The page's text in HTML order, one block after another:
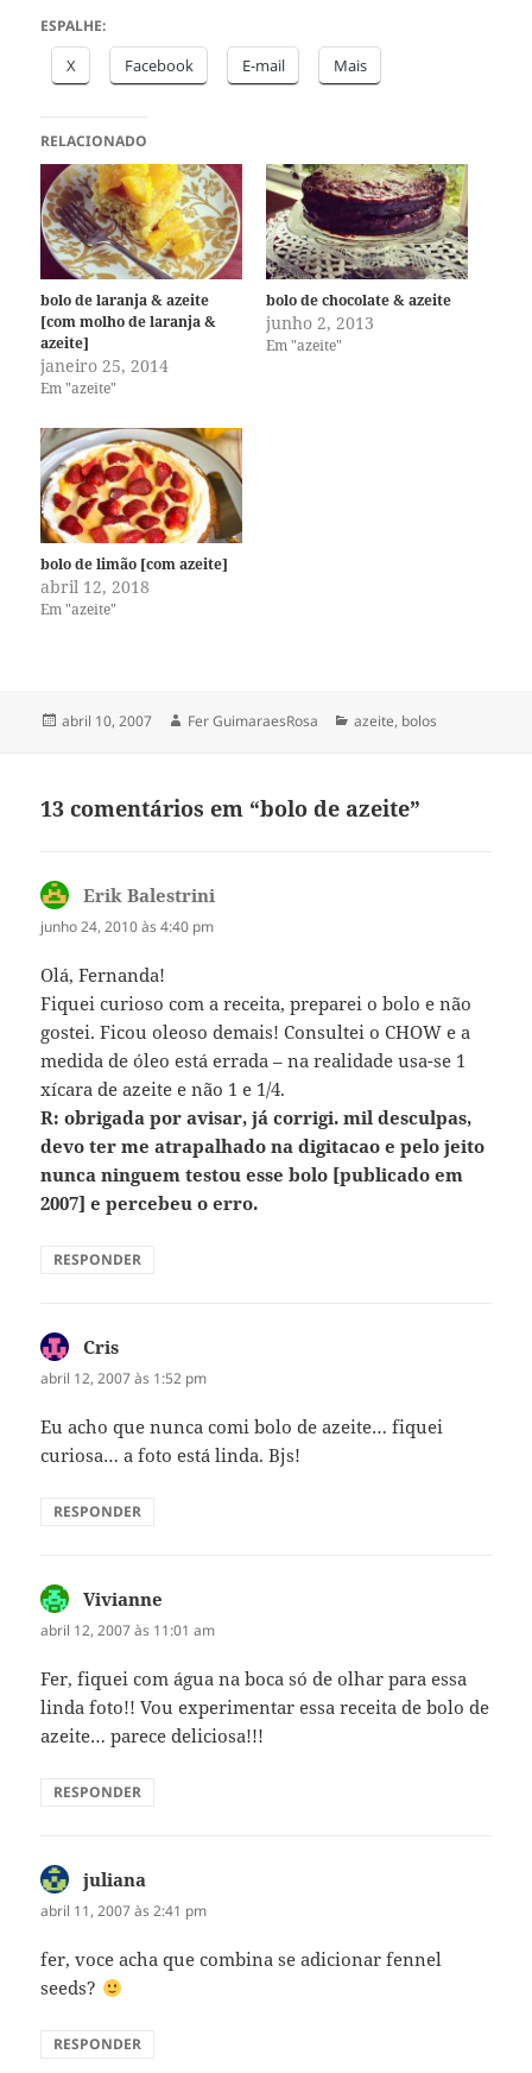
ESPALHE:
X Facebook E-mail Mais
RELACIONADO
bolo de laranja & azeite
[com molho de laranja &
azeite]
janeiro 25, 2014
Em "azeite"
bolo de chocolate & azeite
junho 2, 2013
Em "azeite"
bolo de limão [com azeite]
abril 12, 2018
Em "azeite"
Publicado
abril 10, 2007 Autor
Fer GuimaraesRosa Categorias
azeite, bolos
13 comentários em “bolo de azeite”
Erik Balestrini
junho 24, 2010 às 4:40 pm
Olá, Fernanda!
Fiquei curioso com a receita, preparei o bolo e não
gostei. Ficou oleoso demais! Consultei o CHOW e a
medida de óleo está errada – na realidade usa-se 1
xícara de azeite e não 1 e 1/4.
R: obrigada por avisar, já corrigi. mil desculpas,
devo ter me atrapalhado na digitacao e pelo jeito
nunca ninguem testou esse bolo [publicado em
2007] e percebeu o erro.
RESPONDER
Cris
abril 12, 2007 às 1:52 pm
Eu acho que nunca comi bolo de azeite… fiquei
curiosa… a foto está linda. Bjs!
RESPONDER
Vivianne
abril 12, 2007 às 11:01 am
Fer, fiquei com água na boca só de olhar para essa
linda foto!! Vou experimentar essa receita de bolo de
azeite… parece deliciosa!!!
RESPONDER
juliana
abril 11, 2007 às 2:41 pm
fer, voce acha que combina se adicionar fennel
seeds?
RESPONDER